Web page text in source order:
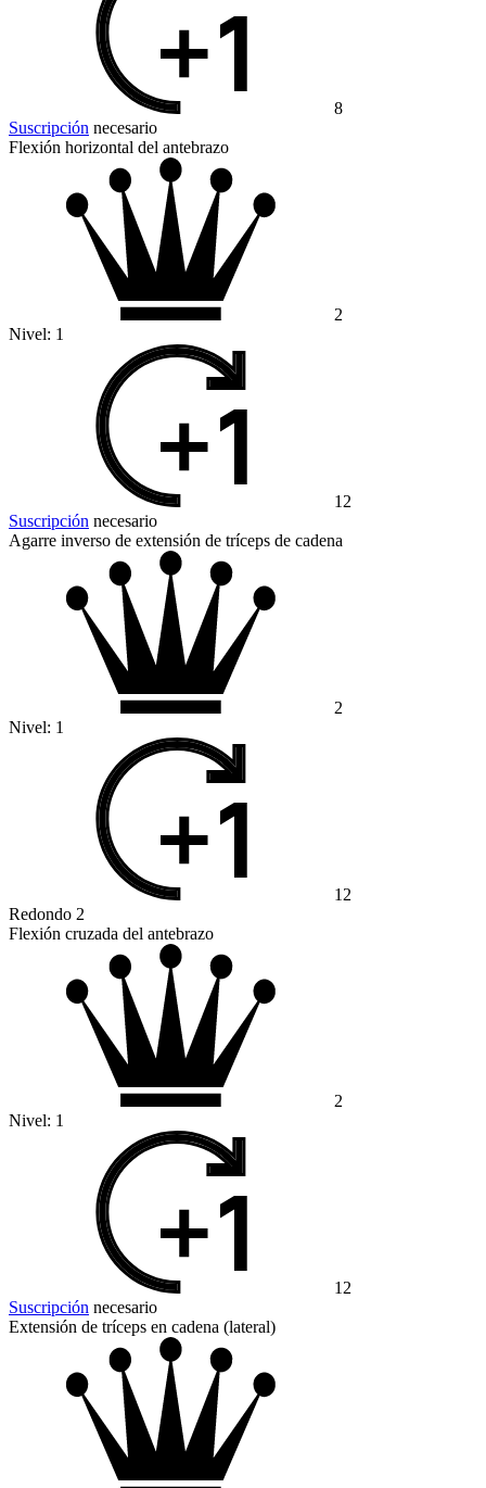
8
Suscripción necesario
Flexión horizontal del antebrazo
2
Nivel: 1
12
Suscripción necesario
Agarre inverso de extensión de tríceps de cadena
2
Nivel: 1
12
Redondo 2
Flexión cruzada del antebrazo
2
Nivel: 1
12
Suscripción necesario
Extensión de tríceps en cadena (lateral)